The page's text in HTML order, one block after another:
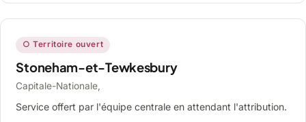
○ Territoire ouvert
Stoneham-et-Tewkesbury
Capitale-Nationale,
Service offert par l'équipe centrale en attendant l'attribution.